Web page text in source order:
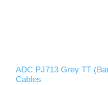
ADC PJ713 Grey TT
Cables